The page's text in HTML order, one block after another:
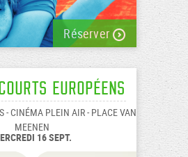
Réserver
européens
- CINÉMA PLEIN AIR - PLACE VAN
MEENEN
16 SEPT.